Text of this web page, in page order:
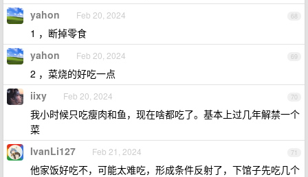
68
yahon Feb 20, 2024
1 ，断掉零食
69
yahon Feb 20, 2024
2 ，菜烧的好吃一点
70
iixy Feb 20, 2024
我小时候只吃瘦肉和鱼，现在啥都吃了。基本上过几年解禁一个
菜
71
IvanLi127 Feb 21, 2024
他家饭好吃不，可能太难吃，形成条件反射了，下馆子先吃几个